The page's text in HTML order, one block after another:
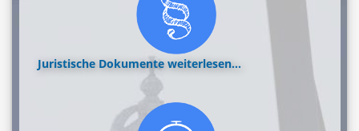
Juristische Dokumente weiterlesen...